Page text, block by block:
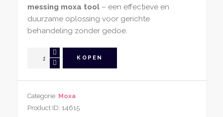
messing moxa tool– een effectieve en
duurzame oplossing voor gerichte
behandeling zonder gedoe.
KOPEN
Categorie: Moxa
Product ID: 14615